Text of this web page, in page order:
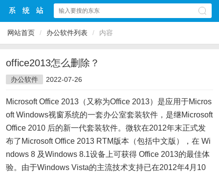
网站首页 / 办公软件列表 / 内容
office2013怎么删除？
办公软件 2022-07-26
Microsoft Office 2013（又称为Office 2013）是应用于Micros
oft Windows视窗系统的一套办公室套装软件，是继Microsoft
Office 2010 后的新一代套装软件。微软在2012年末正式发
布了Microsoft Office 2013 RTM版本（包括中文版），在 Wi
ndows 8 及Windows 8.1设备上可获得 Office 2013的最佳体
验。由于Windows Vista的主流技术支持已在2012年4月10